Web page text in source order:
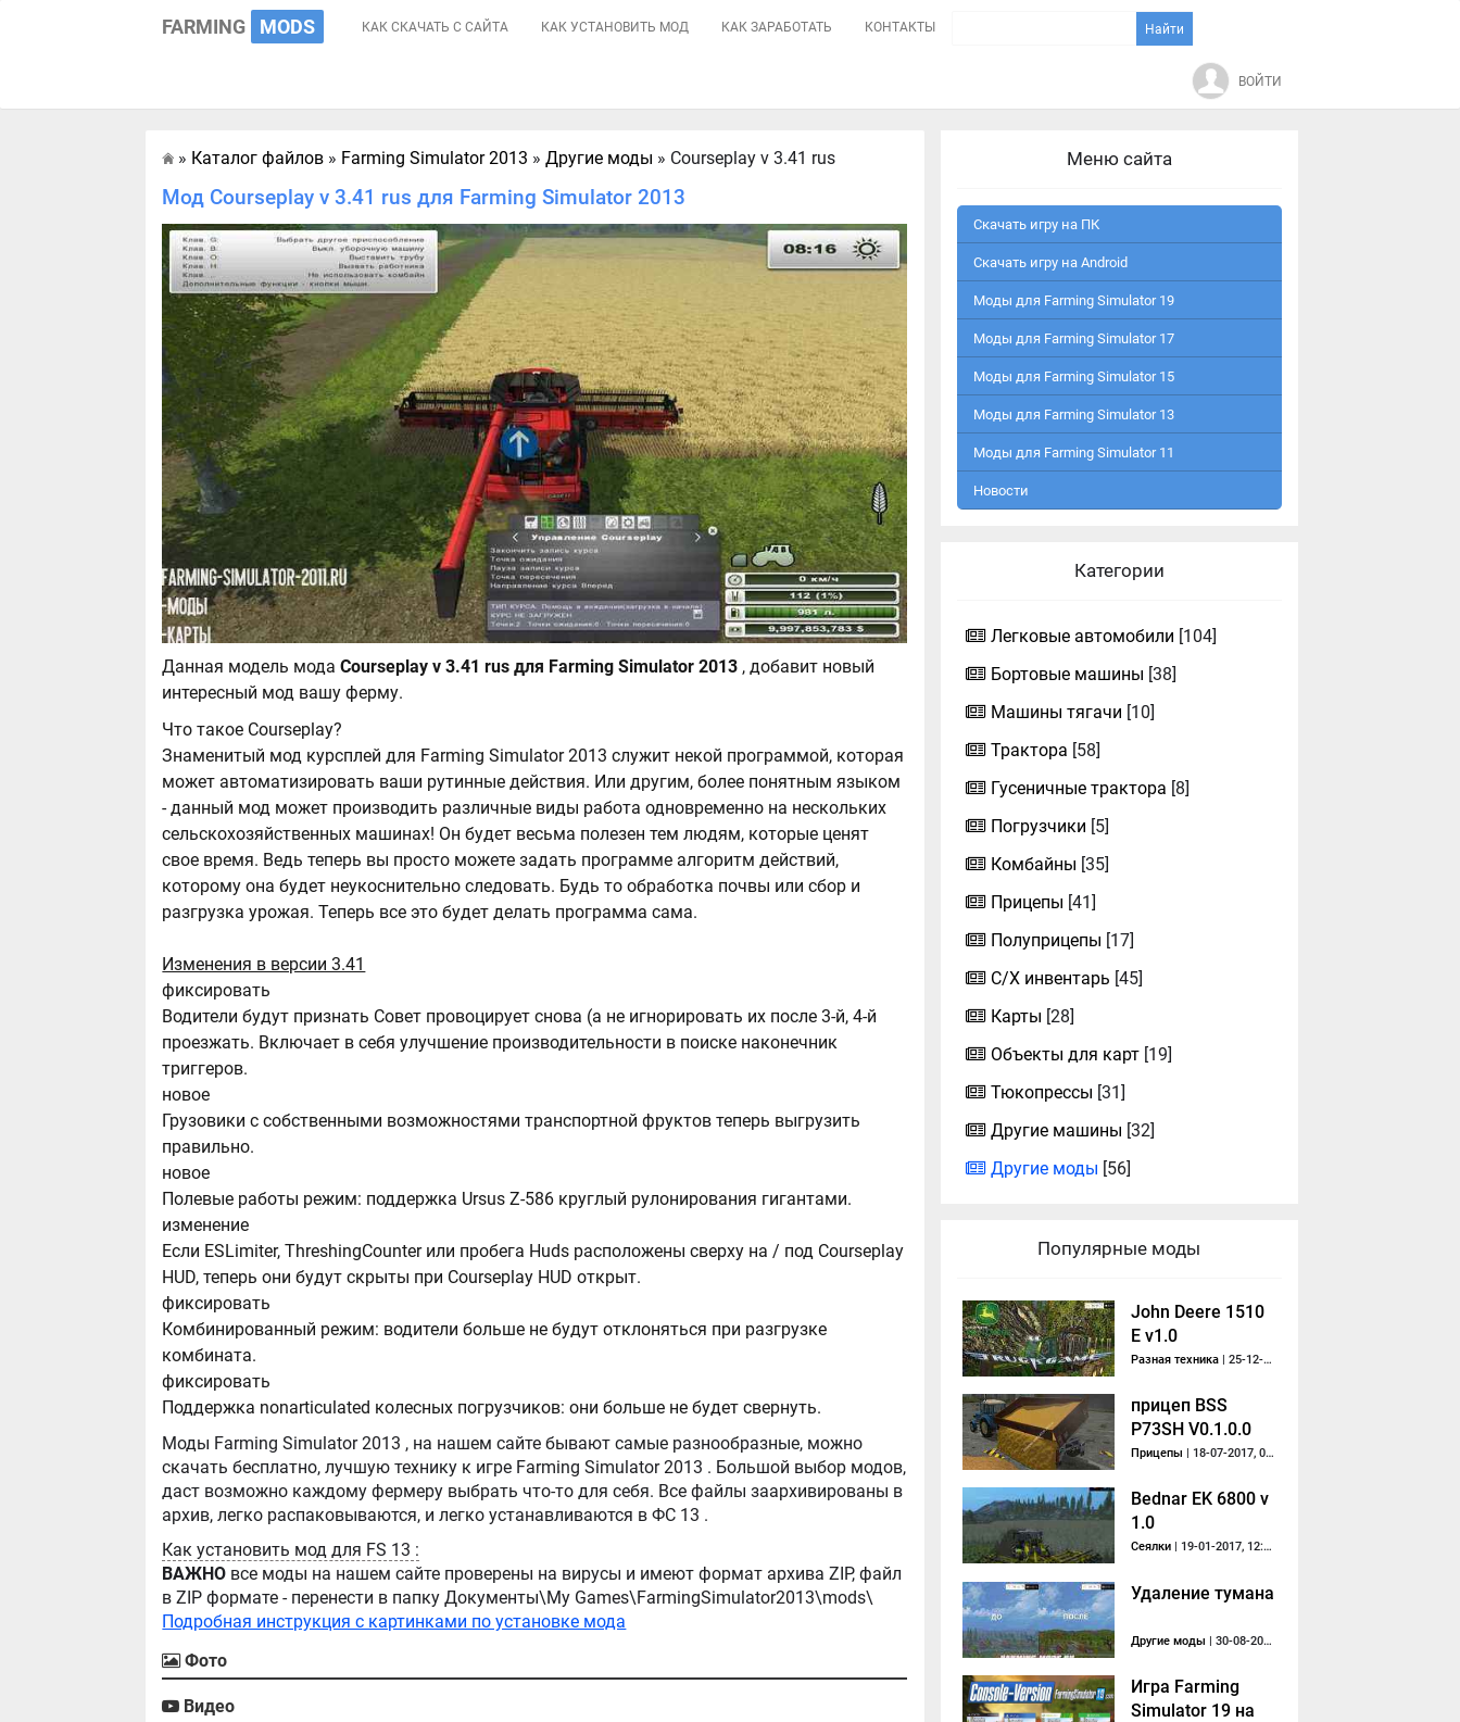
FARMING MODS КАК СКАЧАТЬ С САЙТА КАК УСТАНОВИТЬ МОД КАК ЗАРАБОТАТЬ КОНТАКТЫ
ВОЙТИ
Главная
» Каталог файлов » Farming Simulator 2013 »Другие моды » Courseplay v 3.41 rus
Мод Courseplay v 3.41 rus для Farming Simulator 2013
Данная модель мода Courseplay v 3.41 rus для Farming Simulator 2013 , добавит новый
интересный мод вашу ферму.
Что такое Courseplay?
Знаменитый мод курсплей для Farming Simulator 2013 служит некой программой, которая
может автоматизировать ваши рутинные действия. Или другим, более понятным языком
- данный мод может производить различные виды работа одновременно на нескольких
сельскохозяйственных машинах! Он будет весьма полезен тем людям, которые ценят
свое время. Ведь теперь вы просто можете задать программе алгоритм действий,
которому она будет неукоснительно следовать. Будь то обработка почвы или сбор и
разгрузка урожая. Теперь все это будет делать программа сама.
Изменения в версии 3.41
фиксировать
Водители будут признать Совет провоцирует снова (а не игнорировать их после 3-й, 4-й
проезжать. Включает в себя улучшение производительности в поиске наконечник
триггеров.
новое
Грузовики с собственными возможностями транспортной фруктов теперь выгрузить
правильно.
новое
Полевые работы режим: поддержка Ursus Z-586 круглый рулонирования гигантами.
изменение
Если ESLimiter, ThreshingCounter или пробега Huds расположены сверху на / под Courseplay
HUD, теперь они будут скрыты при Courseplay HUD открыт.
фиксировать
Комбинированный режим: водители больше не будут отклоняться при разгрузке
комбината.
фиксировать
Поддержка nonarticulated колесных погрузчиков: они больше не будет свернуть.
Моды Farming Simulator 2013 , на нашем сайте бывают самые разнообразные, можно
скачать бесплатно, лучшую технику к игре Farming Simulator 2013 . Большой выбор модов,
даст возможно каждому фермеру выбрать что-то для себя. Все файлы заархивированы в
архив, легко распаковываются, и легко устанавливаются в ФС 13 .
Как установить мод для FS 13 :
ВАЖНО все моды на нашем сайте проверены на вирусы и имеют формат архива ZIP, файл
в ZIP формате - перенести в папку Документы\My Games\FarmingSimulator2013\mods\
Подробная инструкция с картинками по установке мода
Фото
Видео
Меню сайта
Скачать игру на ПК
Скачать игру на Android
Моды для Farming Simulator 19
Моды для Farming Simulator 17
Моды для Farming Simulator 15
Моды для Farming Simulator 13
Моды для Farming Simulator 11
Новости
Категории
Легковые автомобили [104]
Бортовые машины [38]
Машины тягачи [10]
Трактора [58]
Гусеничные трактора [8]
Погрузчики [5]
Комбайны [35]
Прицепы [41]
Полуприцепы [17]
С/Х инвентарь [45]
Карты [28]
Объекты для карт [19]
Тюкопрессы [31]
Другие машины [32]
Другие моды [56]
Популярные моды
John Deere 1510
E v1.0
Разная техника | 25-12-2014, 15:20
прицеп BSS
P73SH V0.1.0.0
Прицепы | 18-07-2017, 05:06
Bednar EK 6800 v
1.0
Сеялки | 19-01-2017, 12:35
Удаление тумана
Другие моды | 30-08-2015, 14:26
Игра Farming
Simulator 19 на